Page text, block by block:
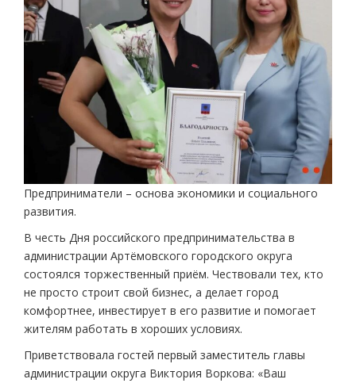
Предприниматели – основа экономики и социального
развития.
В честь Дня российского предпринимательства в
администрации Артёмовского городского округа
состоялся торжественный приём. Чествовали тех, кто
не просто строит свой бизнес, а делает город
комфортнее, инвестирует в его развитие и помогает
жителям работать в хороших условиях.
Приветствовала гостей первый заместитель главы
администрации округа Виктория Воркова: «Ваш